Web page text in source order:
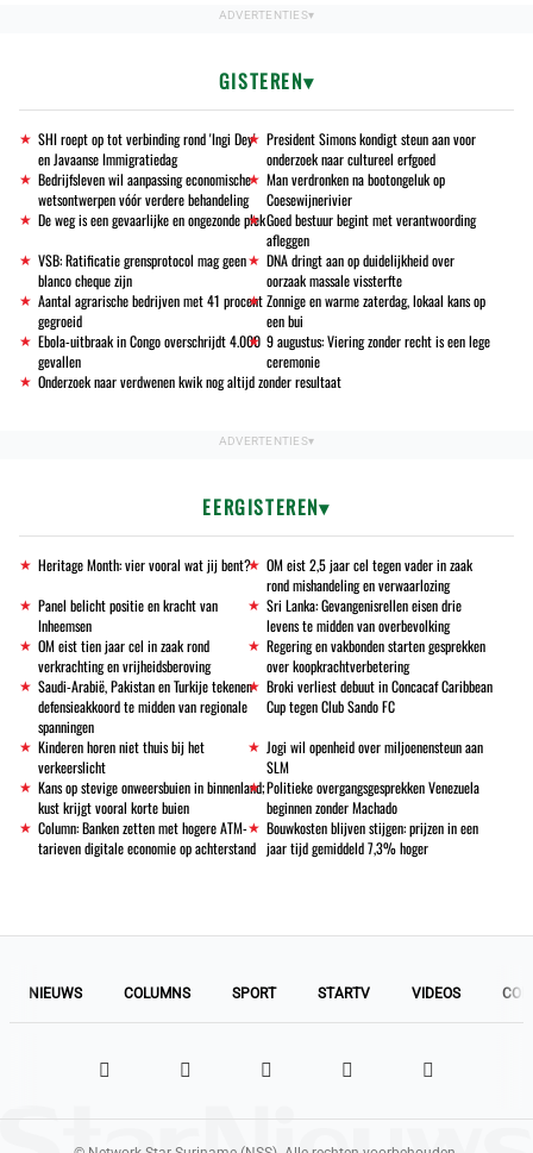
GISTEREN
SHI roept op tot verbinding rond 'Ingi Dey'
en Javaanse Immigratiedag
President Simons kondigt steun aan voor
onderzoek naar cultureel erfgoed
Bedrijfsleven wil aanpassing economische
wetsontwerpen vóór verdere behandeling
Man verdronken na bootongeluk op
Coesewijnerivier
De weg is een gevaarlijke en ongezonde plekGoed bestuur begint met verantwoording
afleggen
VSB: Ratificatie grensprotocol mag geen
blanco cheque zijn
DNA dringt aan op duidelijkheid over
oorzaak massale vissterfte
Aantal agrarische bedrijven met 41 procent
gegroeid
Zonnige en warme zaterdag, lokaal kans op
een bui
Ebola-uitbraak in Congo overschrijdt 4.000
gevallen
9 augustus: Viering zonder recht is een lege
ceremonie
Onderzoek naar verdwenen kwik nog altijd zonder resultaat
EERGISTEREN
Heritage Month: vier vooral wat jij bent?
OM eist 2,5 jaar cel tegen vader in zaak
rond mishandeling en verwaarlozing
Panel belicht positie en kracht van
Inheemsen
Sri Lanka: Gevangenisrellen eisen drie
levens te midden van overbevolking
OM eist tien jaar cel in zaak rond
verkrachting en vrijheidsberoving
Regering en vakbonden starten gesprekken
over koopkrachtverbetering
Saudi-Arabië, Pakistan en Turkije tekenen
defensieakkoord te midden van regionale
spanningen
Broki verliest debuut in Concacaf Caribbean
Cup tegen Club Sando FC
Kinderen horen niet thuis bij het
verkeerslicht
Jogi wil openheid over miljoenensteun aan
SLM
Kans op stevige onweersbuien in binnenland;
kust krijgt vooral korte buien
Politieke overgangsgesprekken Venezuela
beginnen zonder Machado
Column: Banken zetten met hogere ATM-
tarieven digitale economie op achterstand
Bouwkosten blijven stijgen: prijzen in een
jaar tijd gemiddeld 7,3% hoger
NIEUWS COLUMNS SPORT STARTV VIDEOS